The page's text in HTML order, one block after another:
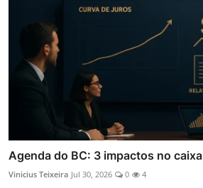
Agenda do BC: 3 impactos no caixa
Vinicius Teixeira Jul 30, 2026 0 4